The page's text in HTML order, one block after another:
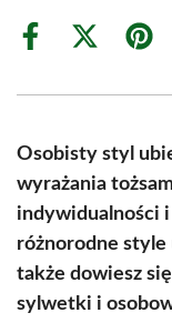
Share
Share
(Twitter)
Osobisty styl
wyrażania
indywidualności
różnorodne style
także dowiesz
sylwetki i